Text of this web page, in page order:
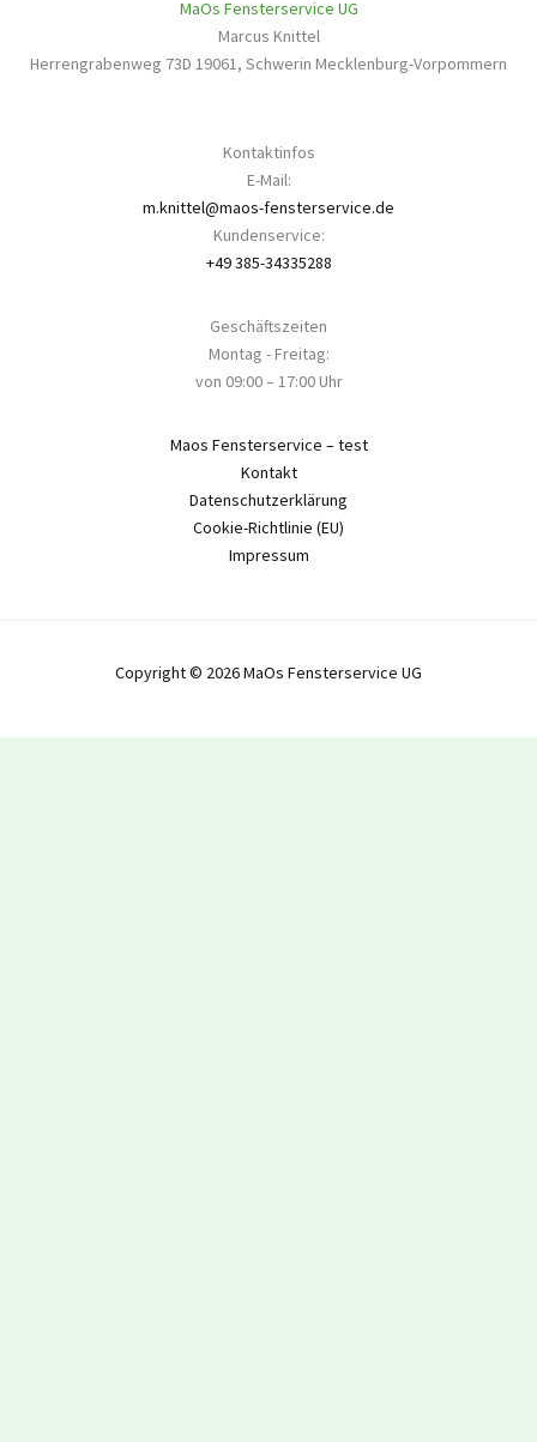
MaOs Fensterservice UG
Marcus Knittel
Herrengrabenweg 73D 19061, Schwerin Mecklenburg-Vorpommern
Kontaktinfos
E-Mail:
m.knittel@maos-fensterservice.de
Kundenservice:
+49 385-34335288
Geschäftszeiten
Montag - Freitag:
von 09:00 – 17:00 Uhr
Maos Fensterservice – test
Kontakt
Datenschutzerklärung
Cookie-Richtlinie (EU)
Impressum
Copyright © 2026 MaOs Fensterservice UG